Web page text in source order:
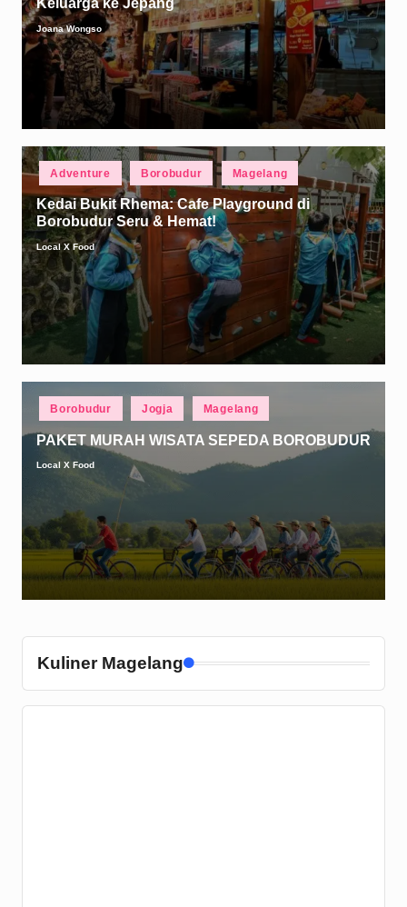
Keluarga ke Jepang
Posted
by
Joana Wongso
Posted
in
Adventure Borobudur Magelang
Kedai Bukit Rhema: Cafe Playground di
Borobudur Seru & Hemat!
Posted
by
Local X Food
Borobudur Jogja Magelang
PAKET MURAH WISATA SEPEDA BOROBUDUR
Posted
Local X Food
Kuliner Magelang